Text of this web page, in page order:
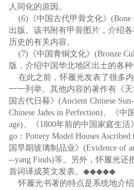
人同化的原因。
(6)《中国古代甲骨文化》(Bone
出版。该书附有甲骨图片，介绍
历史的有关内容。
(7)《中国青铜文化》(Bronze
版，介绍中国华北地区出土的各种
在此之前，怀履光发表了很多
一一列举。其他内容的著作有《天
国古代日晷》(Ancient Chinese
Chinese Jades in Perfection)、《
age)、《1800年前的中国家庭生活
go：Pottery Model Houses
国早期玻璃制品业》(Evidence of
--yang Finds)等。另外，怀履光
首词译成英文发表。 ◆◆◆◆◆
怀履光书著的特点是系统地介